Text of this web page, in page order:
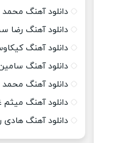
دانلود آهنگ
دانلود آهنگ رضا
دانلود آهنگ
دانلود آهنگ
دانلود آهنگ
دانلود آهنگ
دانلود آهنگ هادی